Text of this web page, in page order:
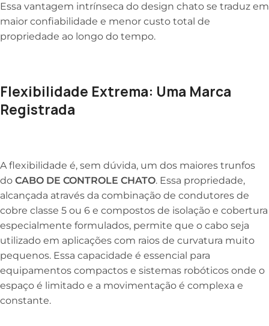
Essa vantagem intrínseca do design chato se traduz em
maior confiabilidade e menor custo total de
propriedade ao longo do tempo.
Flexibilidade Extrema: Uma Marca
Registrada
A flexibilidade é, sem dúvida, um dos maiores trunfos
do CABO DE CONTROLE CHATO. Essa propriedade,
alcançada através da combinação de condutores de
cobre classe 5 ou 6 e compostos de isolação e cobertura
especialmente formulados, permite que o cabo seja
utilizado em aplicações com raios de curvatura muito
pequenos. Essa capacidade é essencial para
equipamentos compactos e sistemas robóticos onde o
espaço é limitado e a movimentação é complexa e
constante.